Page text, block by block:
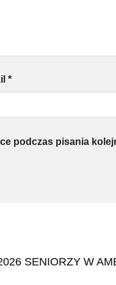
*
podczas pisania
SENIORZY W